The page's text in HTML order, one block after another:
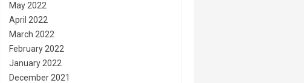
May 2022
April 2022
March 2022
February 2022
January 2022
December 2021